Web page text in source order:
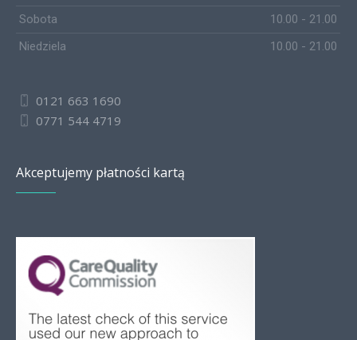
Sobota
10.00 - 21.00
Niedziela
10.00 - 21.00
0121 663 1690
0771 544 4719
Akceptujemy płatności kartą